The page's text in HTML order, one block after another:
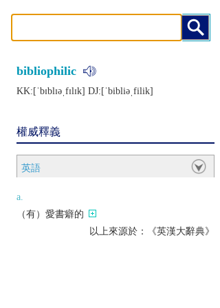
bibliophilic
KK:[ˈbɪblɪǝˌfɪlɪk] DJ:[ˈbibliǝˌfilik]
權威釋義
英語
a.
（有）愛書癖的
以上來源於：《英漢大辭典》